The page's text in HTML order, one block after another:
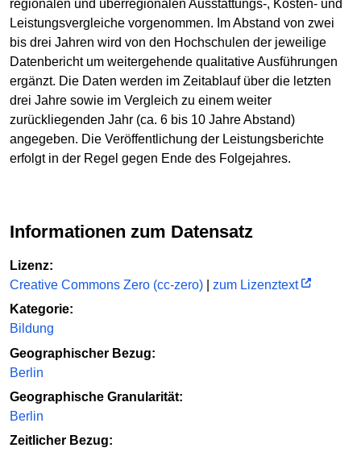
regionalen und überregionalen Ausstattungs-, Kosten- und
Leistungsvergleiche vorgenommen. Im Abstand von zwei
bis drei Jahren wird von den Hochschulen der jeweilige
Datenbericht um weitergehende qualitative Ausführungen
ergänzt. Die Daten werden im Zeitablauf über die letzten
drei Jahre sowie im Vergleich zu einem weiter
zurückliegenden Jahr (ca. 6 bis 10 Jahre Abstand)
angegeben. Die Veröffentlichung der Leistungsberichte
erfolgt in der Regel gegen Ende des Folgejahres.
Informationen zum Datensatz
Lizenz:
Creative Commons Zero (cc-zero)
zum Lizenztext
Kategorie:
Bildung
Geographischer Bezug:
Berlin
Geographische Granularität:
Berlin
Zeitlicher Bezug: